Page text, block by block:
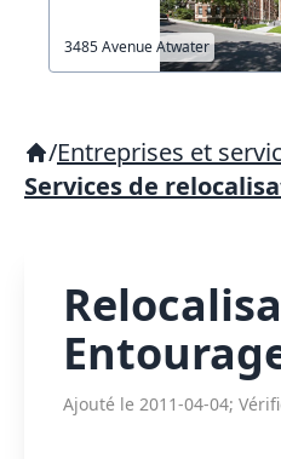
3485 Avenue Atwater
/Entreprises et
Services de
Ajouté le 2011-04-04;